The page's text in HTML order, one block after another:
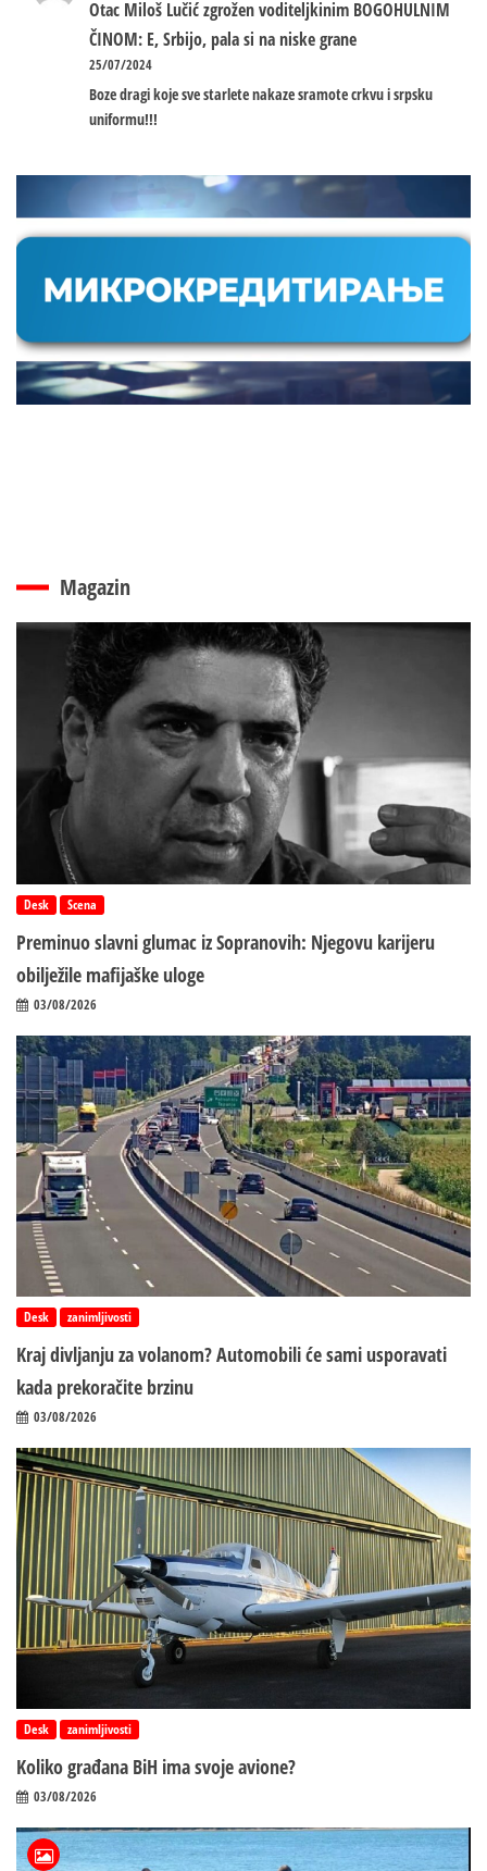
Otac Miloš Lučić zgrožen voditeljkinim BOGOHULNIM
ČINOM: E, Srbijo, pala si na niske grane
25/07/2024
Boze dragi koje sve starlete nakaze sramote crkvu i srpsku
uniformu!!!
Magazin
Desk Scena
Preminuo slavni glumac iz Sopranovih: Njegovu karijeru
obilježile mafijaške uloge
03/08/2026
Desk zanimljivosti
Kraj divljanju za volanom? Automobili će sami usporavati
kada prekoračite brzinu
03/08/2026
Desk zanimljivosti
Koliko građana BiH ima svoje avione?
03/08/2026